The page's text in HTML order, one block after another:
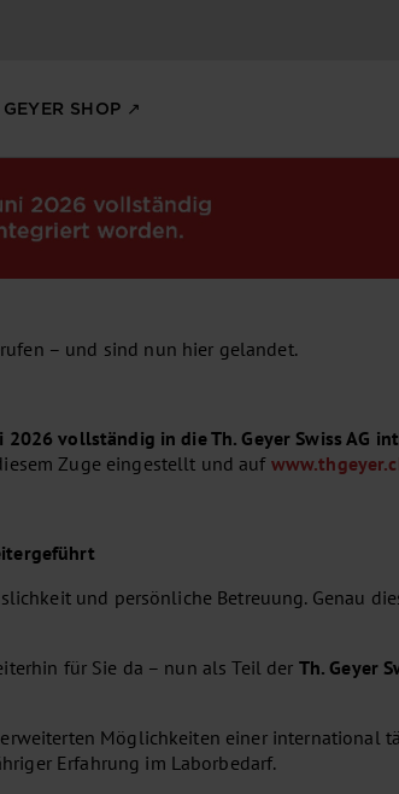
SHOP ↗
– und sind nun hier gelandet.
2026 vollständig in die Th. Geyer Swiss AG
Zuge eingestellt und auf
und persönliche Betreuung. Genau
für Sie da – nun als Teil der Th. Geyer
Möglichkeiten einer international
Erfahrung im Laborbedarf.